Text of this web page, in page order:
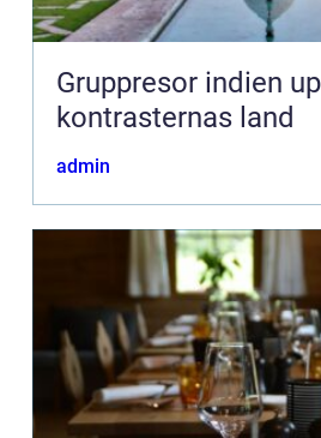
Gruppresor indien upplevelser i
kontrasternas land
admin